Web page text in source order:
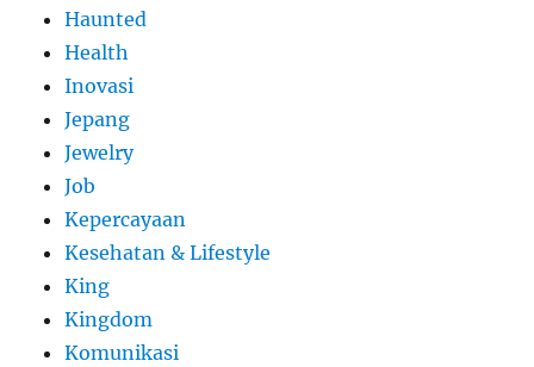
Haunted
Health
Inovasi
Jepang
Jewelry
Job
Kepercayaan
Kesehatan & Lifestyle
King
Kingdom
Komunikasi